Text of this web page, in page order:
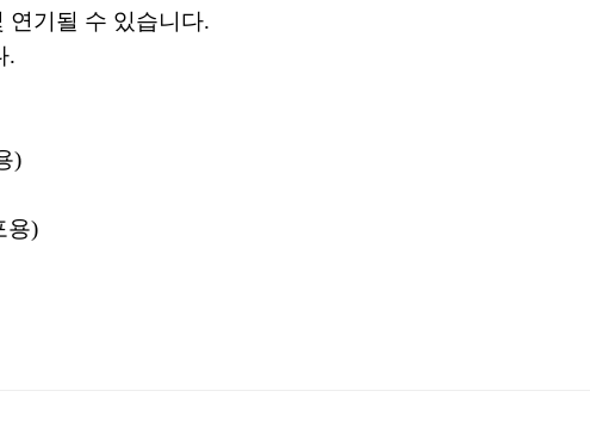
연기될 수 있습니다.
.
)
용)